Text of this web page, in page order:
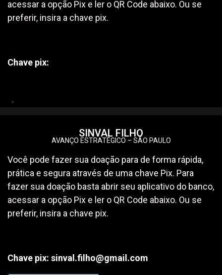
acessar a opção Pix e ler o QR Code abaixo. Ou se
preferir, insira a chave pix.
Chave pix:
SINVAL FILHO
AVANÇO ESTRATÉGICO – SÃO PAULO
Você pode fazer sua doação para de forma rápida,
prática e segura através de uma chave Pix. Para
fazer sua doação basta abrir seu aplicativo do banco,
acessar a opção Pix e ler o QR Code abaixo. Ou se
preferir, insira a chave pix.
Chave pix: sinval.filho@gmail.com